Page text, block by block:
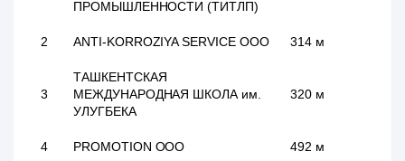
ПРОМЫШЛЕННОСТИ (ТИТЛП)
2 ANTI-KORROZIYA SERVICE ООО 314 м
3
ТАШКЕНТСКАЯ
МЕЖДУНАРОДНАЯ ШКОЛА им.
УЛУГБЕКА
320 м
4 PROMOTION ООО 492 м